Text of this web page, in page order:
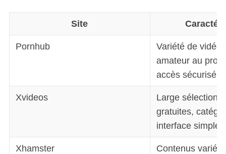
Site
Pornhub
Variété de
amateur au
accès sécurisé.
Xvideos
Large sélection
gratuites,
interface simple.
Xhamster
Contenus variés